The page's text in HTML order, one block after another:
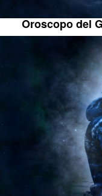
Oroscopo del